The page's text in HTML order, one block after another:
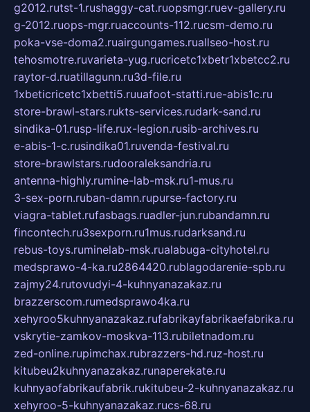
g2012.rutst-1.rushaggy-cat.ruopsmgr.ruev-gallery.ru
g-2012.ruops-mgr.ruaccounts-112.rucsm-demo.ru
poka-vse-doma2.ruairgungames.ruallseo-host.ru
tehosmotre.ruvarieta-yug.rucricetc1xbetr1xbetcc2.ru
raytor-d.ruatillagunn.ru3d-file.ru
1xbeticricetc1xbetti5.ruuafoot-statti.rue-abis1c.ru
store-brawl-stars.rukts-services.rudark-sand.ru
sindika-01.rusp-life.rux-legion.rusib-archives.ru
e-abis-1-c.rusindika01.ruvenda-festival.ru
store-brawlstars.rudooraleksandria.ru
antenna-highly.rumine-lab-msk.ru1-mus.ru
3-sex-porn.ruban-damn.rupurse-factory.ru
viagra-tablet.rufasbags.ruadler-jun.rubandamn.ru
fincontech.ru3sexporn.ru1mus.rudarksand.ru
rebus-toys.ruminelab-msk.rualabuga-cityhotel.ru
medsprawo-4-ka.ru2864420.rublagodarenie-spb.ru
zajmy24.rutovudyi-4-kuhnyanazakaz.ru
brazzerscom.rumedsprawo4ka.ru
xehyroo5kuhnyanazakaz.rufabrikayfabrikaefabrika.ru
vskrytie-zamkov-moskva-113.rubiletnadom.ru
zed-online.rupimchax.rubrazzers-hd.ruz-host.ru
kitubeu2kuhnyanazakaz.runaperekate.ru
kuhnyaofabrikaufabrik.rukitubeu-2-kuhnyanazakaz.ru
xehyroo-5-kuhnyanazakaz.rucs-68.ru